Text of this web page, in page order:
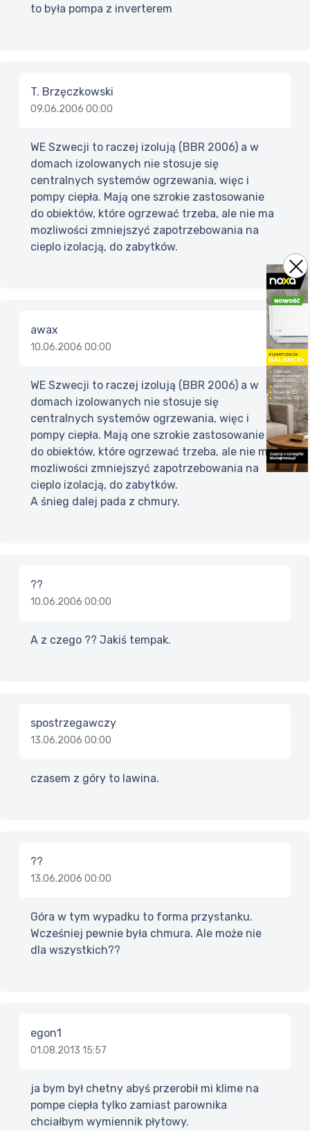
to była pompa z inverterem
T. Brzęczkowski
09.06.2006 00:00
WE Szwecji to raczej izolują (BBR 2006) a w
domach izolowanych nie stosuje się
centralnych systemów ogrzewania, więc i
pompy ciepła. Mają one szrokie zastosowanie
do obiektów, które ogrzewać trzeba, ale nie ma
mozliwości zmniejszyć zapotrzebowania na
cieplo izolacją, do zabytków.
awax
10.06.2006 00:00
WE Szwecji to raczej izolują (BBR 2006) a w
domach izolowanych nie stosuje się
centralnych systemów ogrzewania, więc i
pompy ciepła. Mają one szrokie zastosowanie
do obiektów, które ogrzewać trzeba, ale nie ma
mozliwości zmniejszyć zapotrzebowania na
cieplo izolacją, do zabytków.
A śnieg dalej pada z chmury.
??
10.06.2006 00:00
A z czego ?? Jakiś tempak.
spostrzegawczy
13.06.2006 00:00
czasem z góry to lawina.
??
13.06.2006 00:00
Góra w tym wypadku to forma przystanku.
Wcześniej pewnie była chmura. Ale może nie
dla wszystkich??
egon1
01.08.2013 15:57
ja bym był chetny abyś przerobił mi klime na
pompe ciepła tylko zamiast parownika
chciałbym wymiennik płytowy.